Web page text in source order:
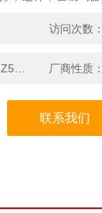
访问次数
厂商性质
联系我们